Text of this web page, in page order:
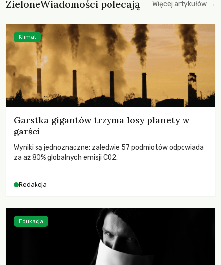
ZieloneWiadomości polecają Więcej artykułów →
Garstka gigantów trzyma losy planety w
garści
Wyniki są jednoznaczne: zaledwie 57 podmiotów odpowiada
za aż 80% globalnych emisji CO2.
Redakcja
Klimat
Edukacja